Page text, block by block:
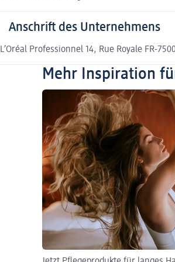
Anschrift des Unternehmens
L’Oréal Professionnel 14, Rue Royale FR-
Mehr Inspiration